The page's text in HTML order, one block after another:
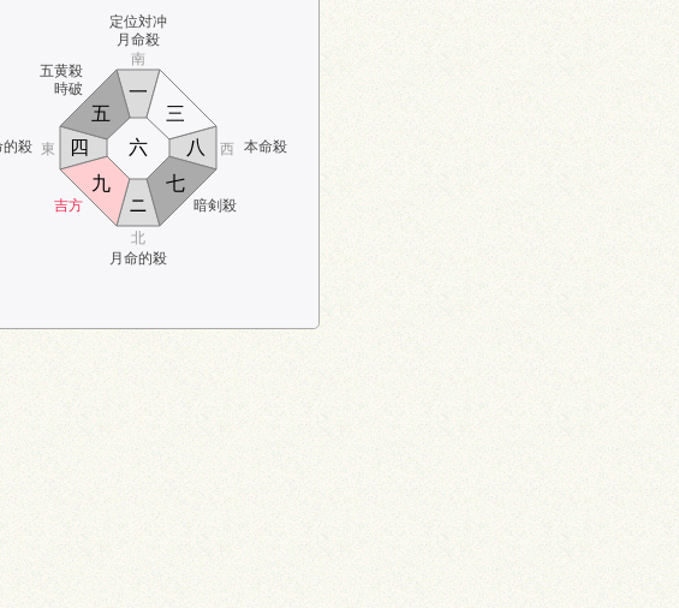
五黄殺
時破
定位対冲
月命殺
的殺 本命殺
吉方
月命的殺
暗剣殺
南
北
東 西
ニ
三
四
五
六
七
八
九
一